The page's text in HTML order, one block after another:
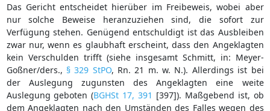
Das Gericht entscheidet hierüber im Freibeweis, wobei aber
nur solche Beweise heranzuziehen sind, die sofort zur
Verfügung stehen. Genügend entschuldigt ist das Ausbleiben
zwar nur, wenn es glaubhaft erscheint, dass den Angeklagten
kein Verschulden trifft (siehe insgesamt Schmitt, in: Meyer-
Goßner/ders., § 329 StPO, Rn. 21 m. w. N.). Allerdings ist bei
der Auslegung zugunsten des Angeklagten eine weite
Auslegung geboten (BGHSt 17, 391 [397]). Maßgebend ist, ob
dem Angeklagten nach den Umständen des Falles wegen des